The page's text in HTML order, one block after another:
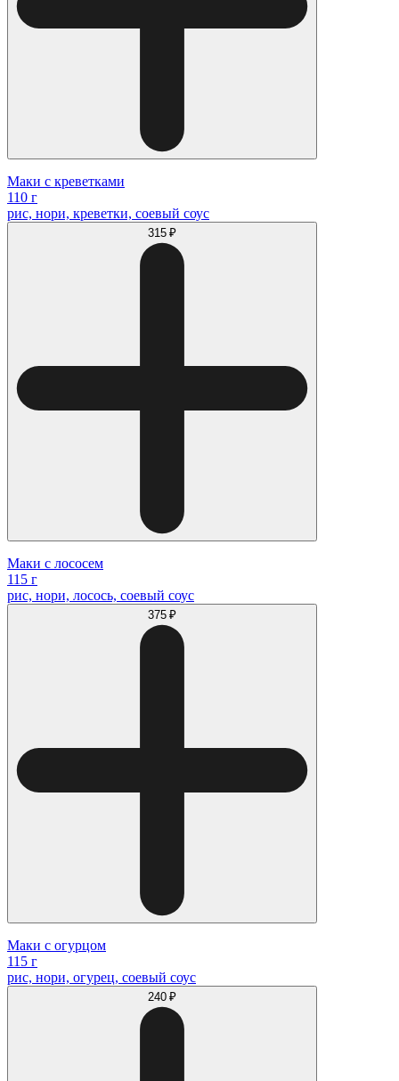
Маки с креветками
110 г
рис, нори, креветки, соевый соус
315 ₽
Маки с лососем
115 г
рис, нори, лосось, соевый соус
375 ₽
Маки с огурцом
115 г
рис, нори, огурец, соевый соус
240 ₽